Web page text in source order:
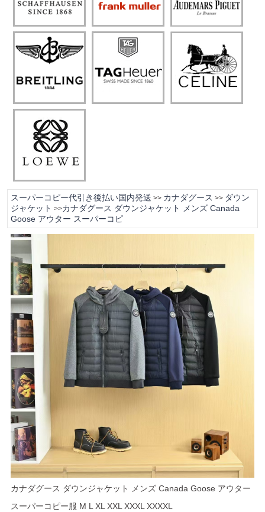
スーパーコピー代引き後払い国内発送 >> カナダグース >> ダウン
ジャケット >>カナダグース ダウンジャケット メンズ Canada
Goose アウター スーパーコピ
カナダグース ダウンジャケット メンズ Canada Goose アウター
スーパーコピー服 M L XL XXL XXXL XXXXL